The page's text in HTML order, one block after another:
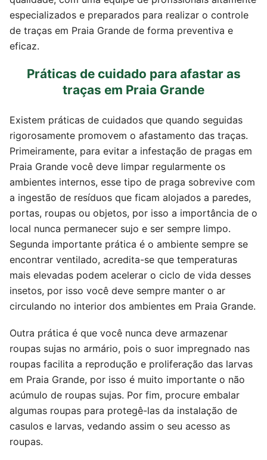
especializados e preparados para realizar o controle
de traças em Praia Grande de forma preventiva e
eficaz.
Práticas de cuidado para afastar as
traças em Praia Grande
Existem práticas de cuidados que quando seguidas
rigorosamente promovem o afastamento das traças.
Primeiramente, para evitar a infestação de pragas em
Praia Grande você deve limpar regularmente os
ambientes internos, esse tipo de praga sobrevive com
a ingestão de resíduos que ficam alojados a paredes,
portas, roupas ou objetos, por isso a importância de o
local nunca permanecer sujo e ser sempre limpo.
Segunda importante prática é o ambiente sempre se
encontrar ventilado, acredita-se que temperaturas
mais elevadas podem acelerar o ciclo de vida desses
insetos, por isso você deve sempre manter o ar
circulando no interior dos ambientes em Praia Grande.
Outra prática é que você nunca deve armazenar
roupas sujas no armário, pois o suor impregnado nas
roupas facilita a reprodução e proliferação das larvas
em Praia Grande, por isso é muito importante o não
acúmulo de roupas sujas. Por fim, procure embalar
algumas roupas para protegê-las da instalação de
casulos e larvas, vedando assim o seu acesso as
roupas.